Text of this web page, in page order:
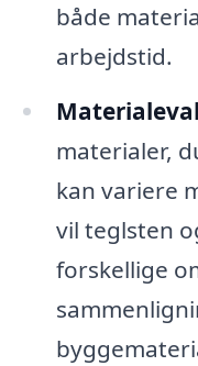
både
arbejdstid.
materialer,
kan variere
vil teglsten
forskellige